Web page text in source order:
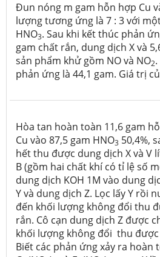
Đun nóng m gam hỗn hợp Cu
lượng tương ứng là 7 : 3 với
HNO3. Sau khi kết thúc phản
gam chất rắn, dung dịch X và
sản phẩm khử gồm NO và NO2
phản ứng là 44,1 gam. Giá trị
Hòa tan hoàn toàn 11,6 gam
Cu vào 87,5 gam HNO3 50,4%,
hết thu được dung dịch X và V
B (gồm hai chất khí có tỉ lệ số
dung dịch KOH 1M vào dung
Y và dung dịch Z. Lọc lấy Y rồi
đến khối lượng không đổi thu
rắn. Cô cạn dung dịch Z được
khối lượng không đổi thu được
Biết các phản ứng xảy ra hoàn